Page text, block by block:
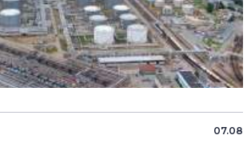
07.08